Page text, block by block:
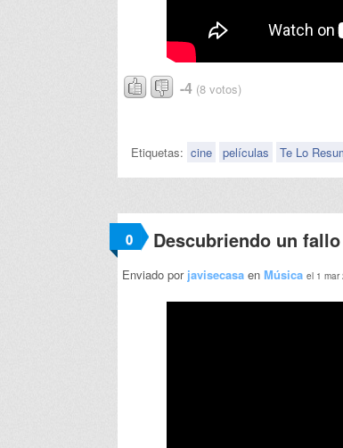
-4 (8 votos)
Etiquetas: cine películas Te Lo
0 Descubriendo un
Enviado por javisecasa en Música el 1 mar